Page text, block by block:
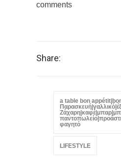
comments
Share:
a table bon
φαγητό
LIFESTYLE